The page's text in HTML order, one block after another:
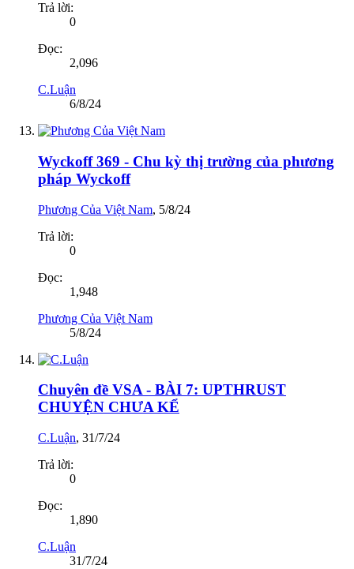
Trả lời:
0
Đọc:
2,096
C.Luận
6/8/24
Wyckoff 369 - Chu kỳ thị trường của phương
pháp Wyckoff
Phương Của Việt Nam, 5/8/24
Trả lời:
0
Đọc:
1,948
Phương Của Việt Nam
5/8/24
Chuyên đề VSA - BÀI 7: UPTHRUST
CHUYỆN CHƯA KỂ
C.Luận, 31/7/24
Trả lời:
0
Đọc:
1,890
C.Luận
31/7/24